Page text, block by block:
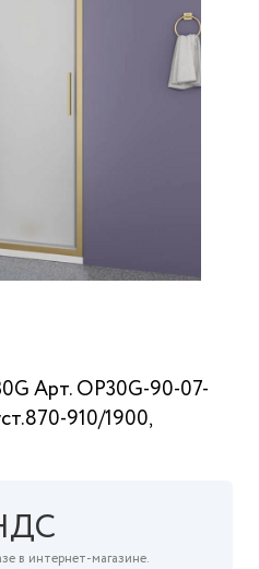
Арт. OP30G-90-07-
910/1900,
в интернет-магазине.